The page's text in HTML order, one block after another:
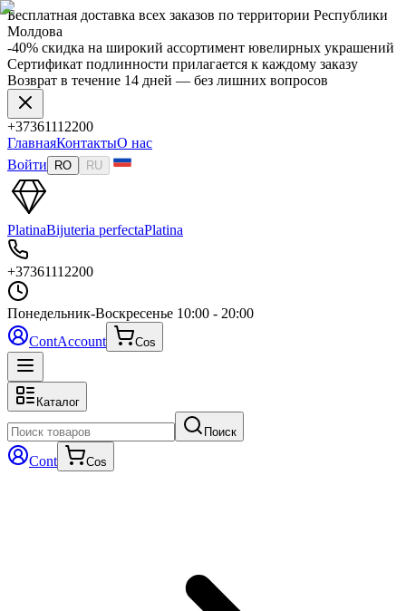
Бесплатная доставка всех заказов по территории Республики
Молдова
-40% скидка на широкий ассортимент ювелирных украшений
Сертификат подлинности прилагается к каждому заказу
Возврат в течение 14 дней — без лишних вопросов
+37361112200
ГлавнаяКонтактыО нас
Войти
RO RU
PlatinaBijuteria perfectaPlatina
+37361112200
Понедельник-Воскресенье 10:00 - 20:00
ContAccount Cos
Каталог
Поиск
Cont Cos